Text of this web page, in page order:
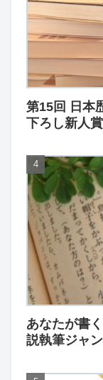
第15回 日本
下ろし新人
あなたが書
説執筆ジャ